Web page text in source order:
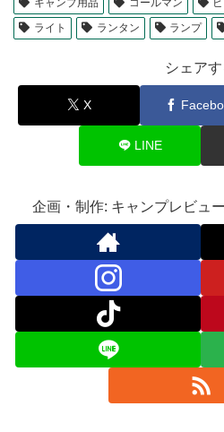
キャンプ用品 コールマン
ライト
ランタン ランプ
シェアす
X
LINE
企画・制作: キャンプレビュ